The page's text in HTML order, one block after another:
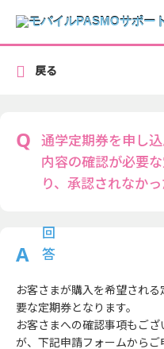
通学定期券を申し
内容の確認が必要
り、承認されなかっ
お客さまが購入を希望され
要な定期券となります。
お客さまへの確認事項もご
が、下記申請フォームからご
戻る